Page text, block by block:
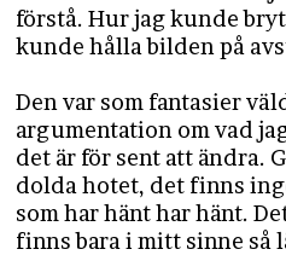
förstå. Hur jag kunde
kunde hålla bilden på
Den var som fantasier
argumentation om vad
det är för sent att ändra.
dolda hotet, det finns
som har hänt har hänt.
finns bara i mitt sinne så